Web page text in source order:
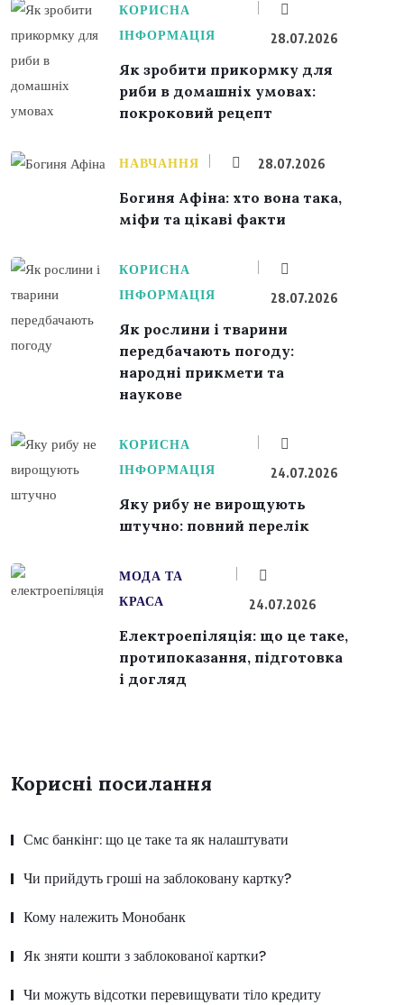
КОРИСНА
ІНФОРМАЦІЯ
28.07.2026
Як зробити прикормку для
риби в домашніх умовах:
покроковий рецепт
НАВЧАННЯ 28.07.2026
Богиня Афіна: хто вона така,
міфи та цікаві факти
КОРИСНА
ІНФОРМАЦІЯ
28.07.2026
Як рослини і тварини
передбачають погоду:
народні прикмети та
наукове
КОРИСНА
ІНФОРМАЦІЯ
24.07.2026
Яку рибу не вирощують
штучно: повний перелік
МОДА ТА
КРАСА
24.07.2026
Електроепіляція: що це таке,
протипоказання, підготовка
і догляд
Корисні посилання
Смс банкінг: що це таке та як налаштувати
Чи прийдуть гроші на заблоковану картку?
Кому належить Монобанк
Як зняти кошти з заблокованої картки?
Чи можуть відсотки перевищувати тіло кредиту